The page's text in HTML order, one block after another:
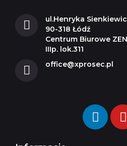
ul.Henryka
90-318 Łódź
Centrum Biurowe
IIIp. lok.311
office@xprosec.pl